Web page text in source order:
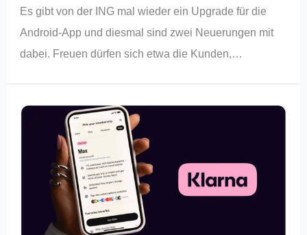
Es gibt von der ING mal wieder ein Upgrade für die
Android-App und diesmal sind zwei Neuerungen mit
dabei. Freuen dürfen sich etwa die Kunden,…